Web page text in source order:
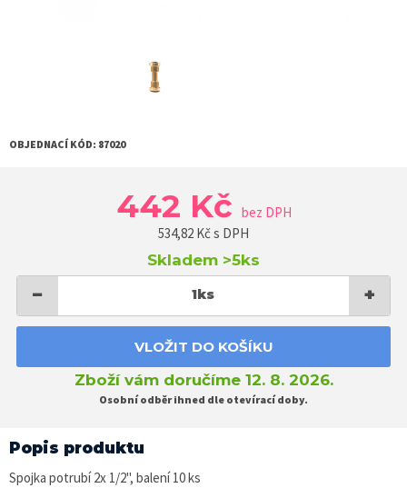
OBJEDNACÍ KÓD: 87020
442 Kč bez DPH
534,82 Kč s DPH
Skladem >5ks
− 1ks +
VLOŽIT DO KOŠÍKU
Zboží vám doručíme 12. 8. 2026.
Osobní odběr ihned dle otevírací doby.
Popis produktu
Spojka potrubí 2x 1/2", balení 10 ks